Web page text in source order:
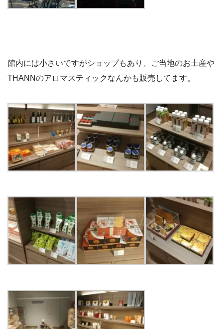
館内には小さいですがショップもあり、ご当地のお土産や
THANNのアロマスティックなんかも販売してます。